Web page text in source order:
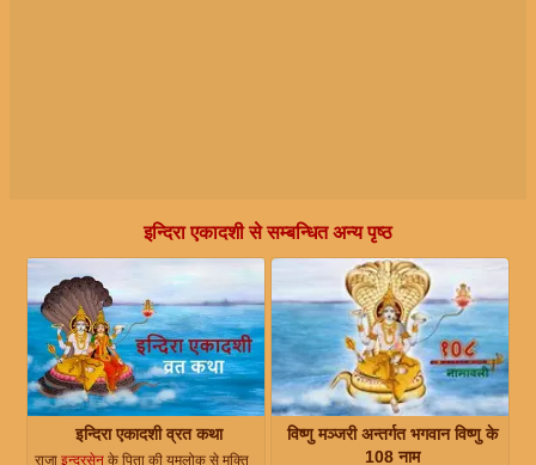
इन्दिरा एकादशी से सम्बन्धित अन्य पृष्ठ
इन्दिरा एकादशी व्रत कथा
राजा इन्द्रसेन के पिता की यमलोक से मुक्ति
विष्णु मञ्जरी अन्तर्गत भगवान विष्णु के
108 नाम